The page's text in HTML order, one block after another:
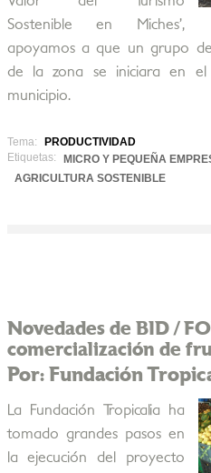
Sostenible en Miches’,
apoyamos a que un grupo
de la zona se iniciara en
municipio.
Tema:
PRODUCTIVIDAD
Etiquetas:
MICRO Y PEQUEÑA
AGRICULTURA SOSTENIBLE
Novedades de BID /
comercialización de
Por: Fundación
La Fundación Tropicalia ha
tomado grandes pasos en
la ejecución del proyecto